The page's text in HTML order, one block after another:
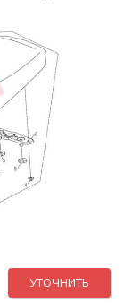
УТОЧНИТЬ